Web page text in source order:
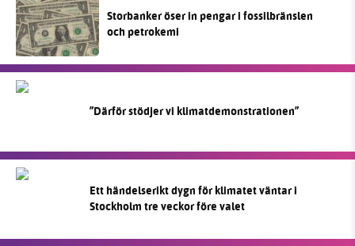
Storbanker öser in pengar i fossilbränslen
och petrokemi
”Därför stödjer vi klimatdemonstrationen”
Ett händelserikt dygn för klimatet väntar i
Stockholm tre veckor före valet